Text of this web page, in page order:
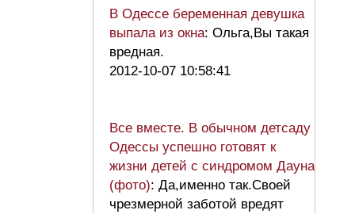
В Одессе беременная девушка
выпала из окна: Ольга,Вы такая
вредная.
2012-10-07 10:58:41
Все вместе. В обычном детсаду
Одессы успешно готовят к
жизни детей с синдромом Дауна
(фото): Да,именно так.Своей
чрезмерной заботой вредят